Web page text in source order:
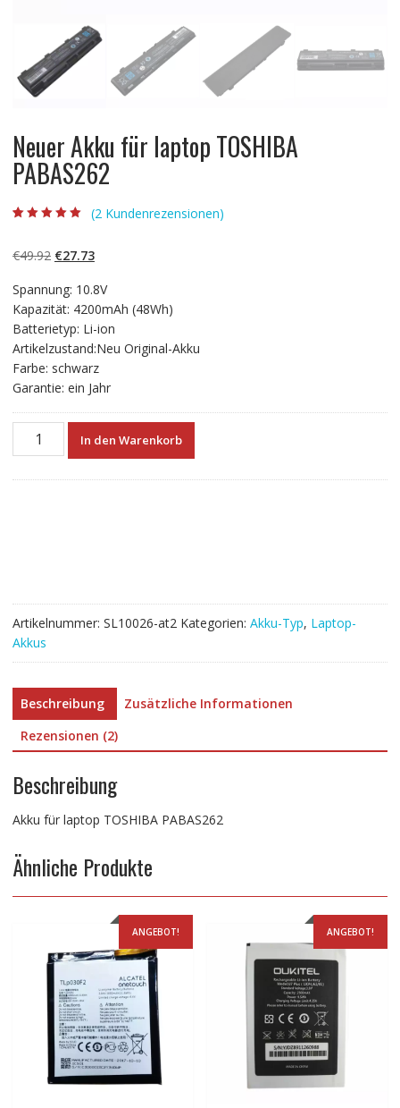
Neuer Akku für laptop TOSHIBA
PABAS262
basierend auf
Kundenbewertun
(2 Kundenrezensionen)
€49.92 Ursprünglicher
war:
€49.92
€27.73Aktueller
ist:
€27.73.
Spannung: 10.8V
Kapazität: 4200mAh (48Wh)
Batterietyp: Li-ion
Artikelzustand:Neu Original-Akku
Farbe: schwarz
Garantie: ein Jahr
Neuer
In den Warenkorb
Artikelnummer: SL10026-at2 Kategorien: Akku-Typ, Laptop-
Akkus
Beschreibung
Zusätzliche Informationen
Rezensionen (2)
Beschreibung
Akku für laptop TOSHIBA PABAS262
Ähnliche Produkte
ANGEBOT! ANGEBOT!